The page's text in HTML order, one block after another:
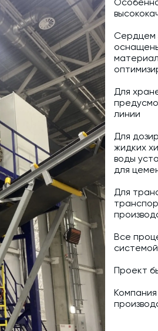
Промышленные фильтры и
Оборудование для производства
Телескопические загрузчики
Промышленные вибраторы
Дробильно-сортировочный
Сердцем
Для
линии
Для
жидких
воды
для
Для
Все
Проект